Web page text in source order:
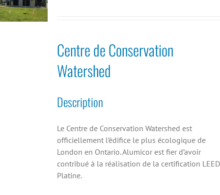
Centre de Conservation
Watershed
Description
Le Centre de Conservation Watershed est
officiellement l’édifice le plus écologique de
London en Ontario. Alumicor est fier d’avoir
contribué à la réalisation de la certification LEED
Platine.